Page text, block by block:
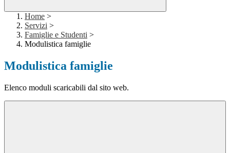
Home >
Servizi >
Famiglie e Studenti >
Modulistica famiglie
Modulistica famiglie
Elenco moduli scaricabili dal sito web.